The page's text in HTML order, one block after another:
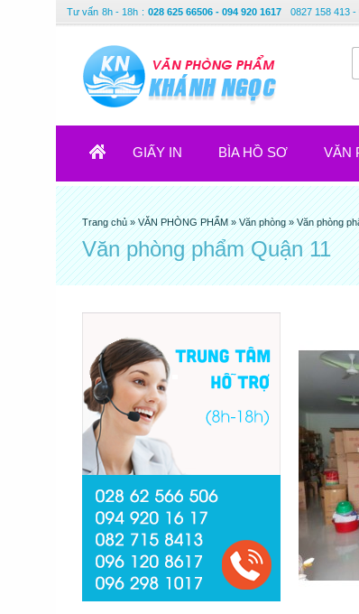
Tư vấn 8h - 18h : 028 625 66506 - 094 920 1617 0827 158 413
GIẤY IN BÌA HỒ SƠ VĂN
Trang chủ»VĂN PHÒNG PHẨM »Văn phòng»Văn phòng
Văn phòng phẩm Quận 11